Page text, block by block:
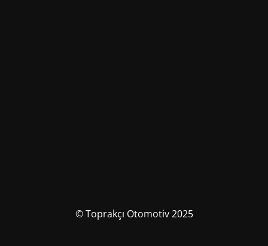
© Toprakçı Otomotiv 2025